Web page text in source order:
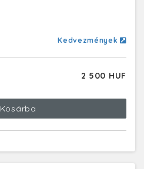
Kedvezmények
2 500 HUF
Kosárba